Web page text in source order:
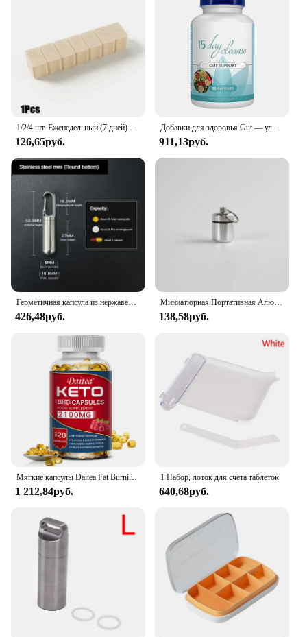
1/2/4 шт. Еженедельный (7 дней) футляр для таблеток, коробка-органайзер для витаминов, удобный и простой в использовании, большие отсеки X, удобный для путешествий
126,65руб.
Добавки для здоровья Gut — улучшают пищевой комфорт, 15-дневные очищающие капсулы для детоксикации жетонов и поддержки толстой кишки
911,13руб.
Герметичная капсула из нержавеющей стали, портативная Водонепроницаемая мини-коробка для таблеток, подвеска Firstaid для кемпинга, путешествий, для улицы, портативная таблетка
426,48руб.
Миниатюрная Портативная Алюминиевая Водонепроницаемая коробка для таблеток, высокое качество, с герметичным хранилищем, плоская головка и брелок, контейнер для лекарств, Новинка
138,58руб.
Мягкие капсулы Daitea Fat Burning Ketone — помогают лучше осущению калорий тела, контроля веса и поддержания здоровья.
1 212,84руб.
1 Набор, лоток для счета таблеток
640,68руб.